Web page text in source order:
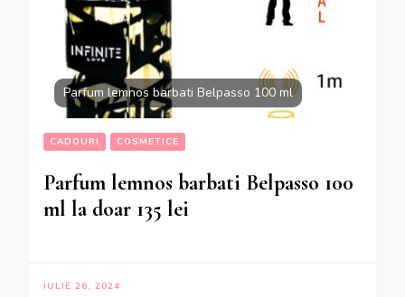
Parfum lemnos barbati Belpasso 100 ml
CADOURI COSMETICE
Parfum lemnos barbati Belpasso 100
ml la doar 135 lei
IULIE 26, 2024